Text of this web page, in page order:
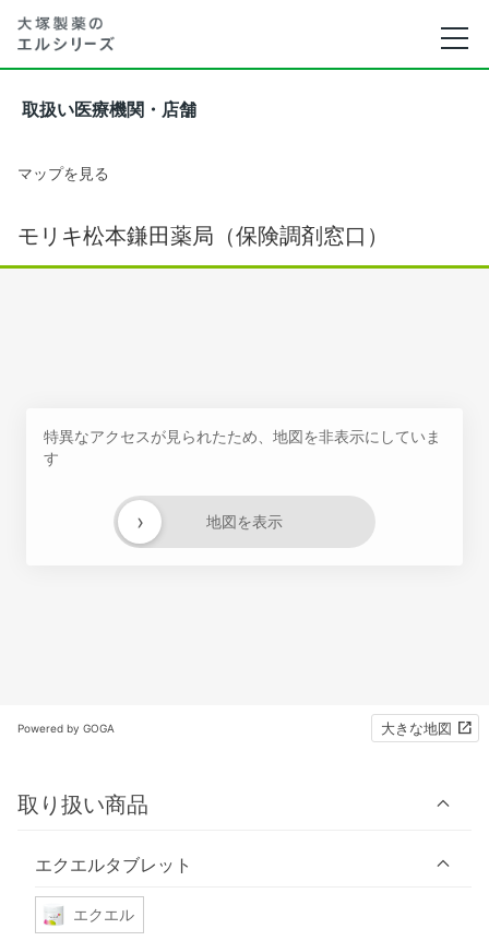
取扱い医療機関・店舗
マップを見る
モリキ松本鎌田薬局（保険調剤窓口）
特異なアクセスが見られたため、地図を非表示にしていま
す
地図を表示
›
Powered by GOGA 大きな地図
取り扱い商品
エクエルタブレット
エクエル